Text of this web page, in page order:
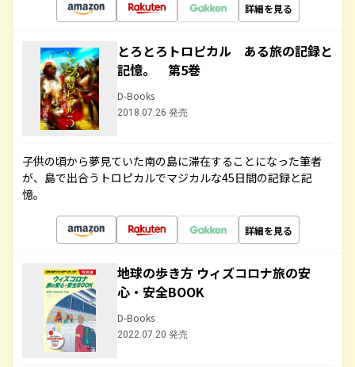
詳細を見る
とろとろトロピカル ある旅の記録と
記憶。 第5巻
D-Books
2018.07.26 発売
子供の頃から夢見ていた南の島に滞在することになった筆者
が、島で出合うトロピカルでマジカルな45日間の記録と記
憶。
詳細を見る
地球の歩き方 ウィズコロナ旅の安
心・安全BOOK
D-Books
2022.07.20 発売